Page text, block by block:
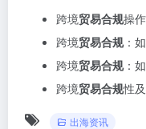
跨境贸易合规操
跨境贸易合规：
跨境贸易合规：
跨境贸易合规性
出海资讯